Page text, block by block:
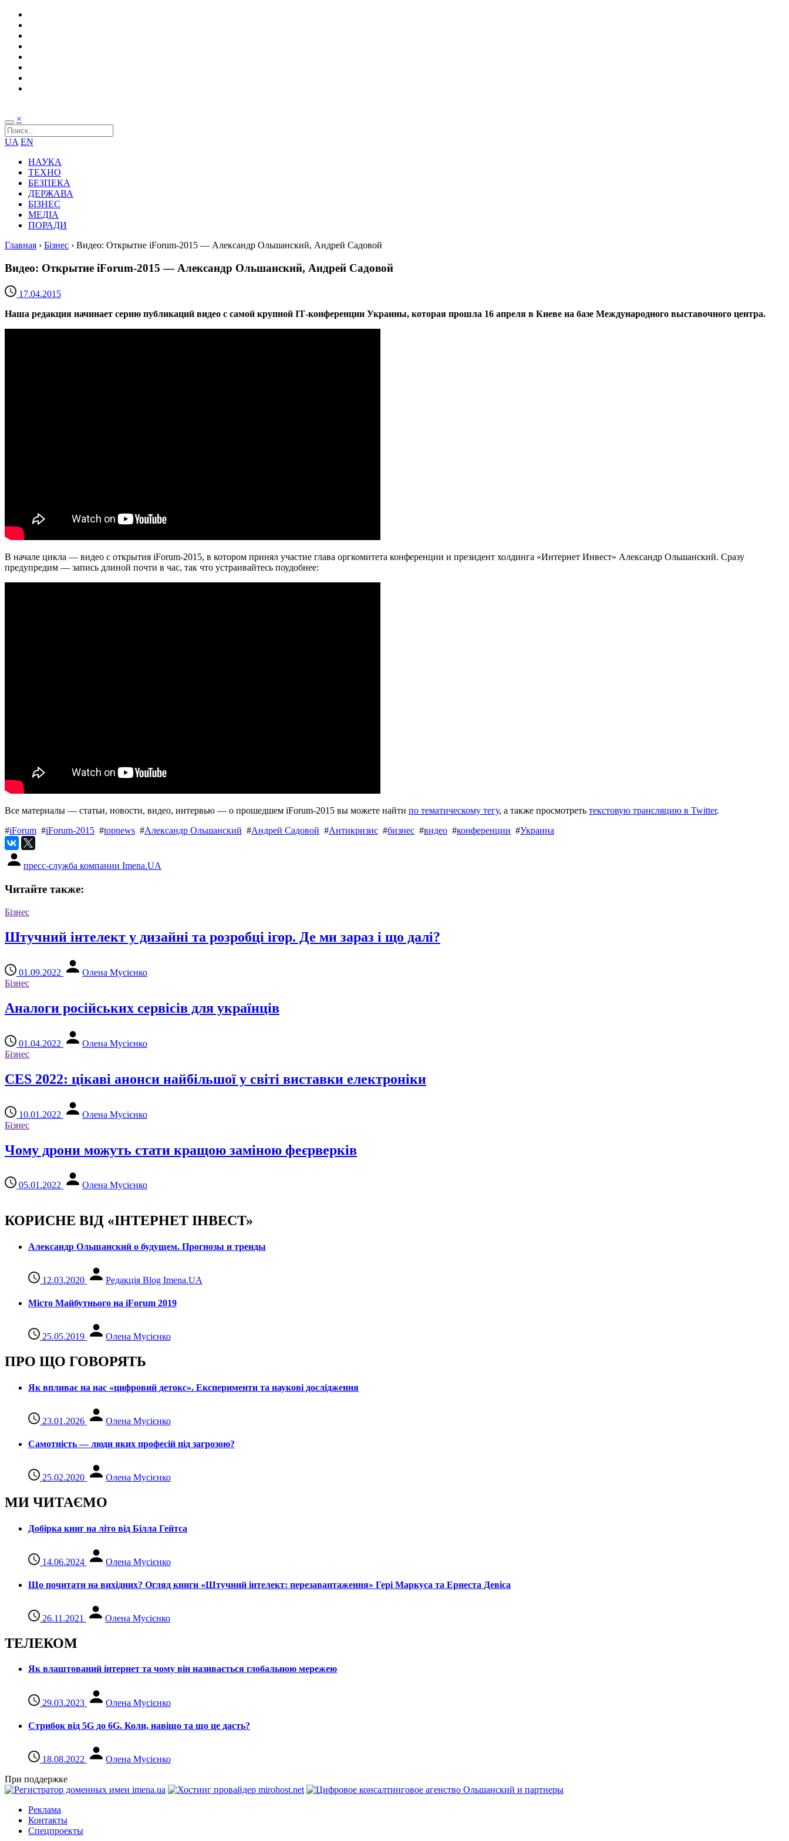
×
UA EN
НАУКА
ТЕХНО
БЕЗПЕКА
ДЕРЖАВА
БІЗНЕС
МЕДІА
ПОРАДИ
Главная › Бізнес › Видео: Открытие iForum-2015 — Александр Ольшанский, Андрей Садовой
Видео: Открытие iForum-2015 — Александр Ольшанский, Андрей Садовой
17.04.2015
Наша редакция начинает серию публикаций видео с самой крупной ІТ-конференции Украины, которая прошла 16 апреля в Киеве на базе Международного выставочного центра.
В начале цикла — видео с открытия iForum-2015, в котором принял участие глава оргкомитета конференции и президент холдинга «Интернет Инвест» Александр Ольшанский. Сразу
предупредим — запись длиной почти в час, так что устраивайтесь поудобнее:
Все материалы — статьи, новости, видео, интервью — о прошедшем iForum-2015 вы можете найти по тематическому тегу, а также просмотреть текстовую трансляцию в Twitter.
#iForum #iForum-2015 #topnews #Александр Ольшанский #Андрей Садовой #Антикризис #бизнес #видео #конференции #Украина
пресс-служба компании Imena.UA
Читайте также:
Бізнес
Штучний інтелект у дизайні та розробці ігор. Де ми зараз і що далі?
01.09.2022
Олена Мусієнко
Бізнес
Аналоги російських сервісів для українців
01.04.2022
Олена Мусієнко
Бізнес
CES 2022: цікаві анонси найбільшої у світі виставки електроніки
10.01.2022
Олена Мусієнко
Бізнес
Чому дрони можуть стати кращою заміною феєрверків
05.01.2022 Олена Мусієнко
КОРИСНЕ ВІД «ІНТЕРНЕТ ІНВЕСТ»
Александр Ольшанский о будущем. Прогнозы и тренды
12.03.2020 Редакція Blog Imena.UA
Місто Майбутнього на iForum 2019
25.05.2019 Олена Мусієнко
ПРО ЩО ГОВОРЯТЬ
Як впливає на нас «цифровий детокс». Експерименти та наукові дослідження
23.01.2026 Олена Мусієнко
Самотність — люди яких професій під загрозою?
25.02.2020 Олена Мусієнко
МИ ЧИТАЄМО
Добірка книг на літо від Білла Гейтса
14.06.2024 Олена Мусієнко
Що почитати на вихідних? Огляд книги «Штучний інтелект: перезавантаження» Гері Маркуса та Ернеста Девіса
26.11.2021 Олена Мусієнко
ТЕЛЕКОМ
Як влаштований інтернет та чому він називається глобальною мережею
29.03.2023 Олена Мусієнко
Стрибок від 5G до 6G. Коли, навіщо та що це даcть?
18.08.2022
Олена Мусієнко
При поддержке
Реклама
Контакты
Спецпроекты